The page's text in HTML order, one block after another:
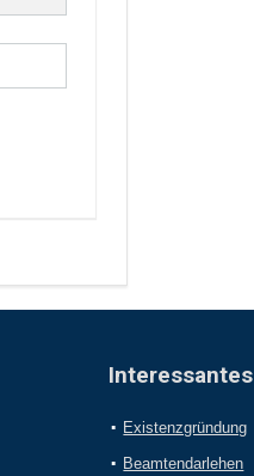
Interessantes
Existenzgründung
Beamtendarlehen